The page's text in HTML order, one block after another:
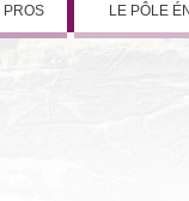
PROS LE PÔLE